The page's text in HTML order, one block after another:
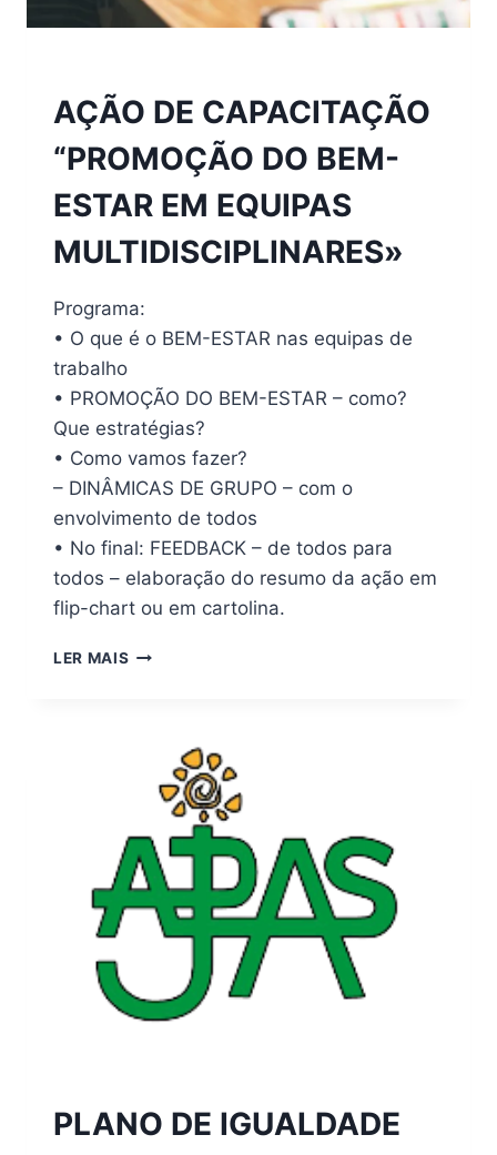
AÇÃO DE CAPACITAÇÃO
“PROMOÇÃO DO BEM-
ESTAR EM EQUIPAS
MULTIDISCIPLINARES»
Programa:
• O que é o BEM-ESTAR nas equipas de
trabalho
• PROMOÇÃO DO BEM-ESTAR – como?
Que estratégias?
• Como vamos fazer?
– DINÂMICAS DE GRUPO – com o
envolvimento de todos
• No final: FEEDBACK – de todos para
todos – elaboração do resumo da ação em
flip-chart ou em cartolina.
LER MAIS
PLANO DE IGUALDADE